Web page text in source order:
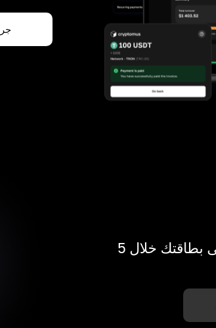
ادفع بالكريبتو في أي مكان. احصل على بطاقتك خلال 5